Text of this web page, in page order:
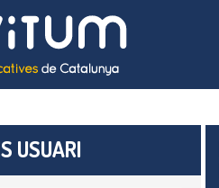
USUARI